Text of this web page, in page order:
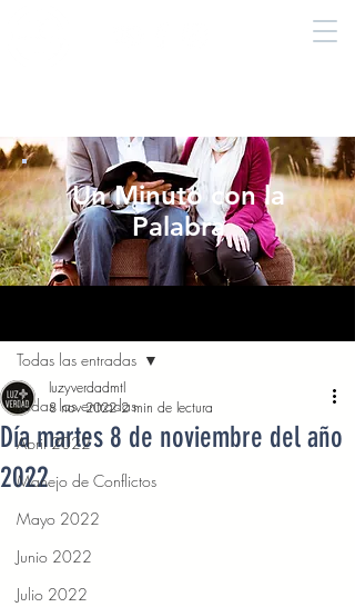
Un Minuto con la
Palabra
Todas las entradas
Abril 2022
Manejo de Conflictos
Mayo 2022
Junio 2022
Julio 2022
Todas las entradas
Día martes 8 de noviembre del año
2022
luzyverdadmtl
8 nov 2022 2 min de lectura